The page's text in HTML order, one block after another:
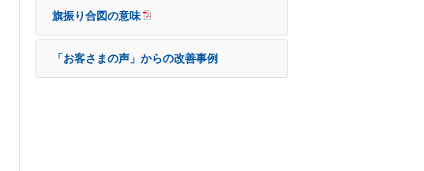
旗振り合図の意味
「お客さまの声」からの改善事例